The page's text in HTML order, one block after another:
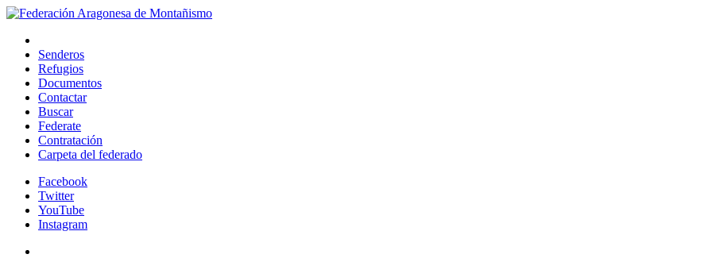
Senderos
Refugios
Documentos
Contactar
Buscar
Federate
Contratación
Carpeta del federado
Facebook
Twitter
YouTube
Instagram